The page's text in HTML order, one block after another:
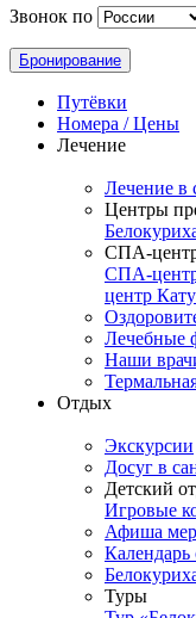
Звонок по
Бронирование
Путёвки
Номера / Цены
Лечение
Лечение в
Центры
СПА-
СПА-
центр
Лечебные
Наши
Отдых
Экскурсии
Досуг в
Детский
Игровые
Афиша
Туры